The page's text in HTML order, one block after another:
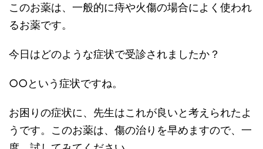
このお薬は、一般的に痔や火傷の場合によく使われ
るお薬です。
今日はどのような症状で受診されましたか？
○○という症状ですね。
お困りの症状に、先生はこれが良いと考えられたよ
うです。このお薬は、傷の治りを早めますので、一